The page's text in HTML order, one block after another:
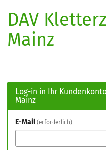
Haupt-
springen
DAV
Mainz
Log-in in Ihr
Mainz
E-Mail erforderlich